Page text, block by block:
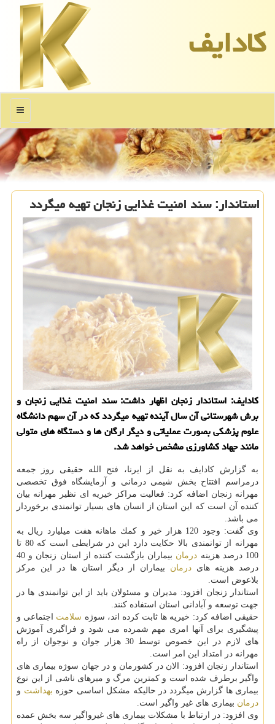
كادایف
منو
استاندار: سند امنیت غذایی زنجان تهیه میگردد
كادایف: استاندار زنجان اظهار داشت: سند امنیت غذایی زنجان و
برش شهرستانی آن سال آینده تهیه میگردد كه در آن سهم دانشگاه
علوم پزشكی بصورت عملیاتی و دیگر ارگان ها و دستگاه های متولی
مانند جهاد كشاورزی مشخص خواهد شد.
به گزارش كادایف به نقل از ایرنا، فتح الله حقیقی روز جمعه
درمراسم افتتاح بخش شیمی درمانی و آزمایشگاه فوق تخصصی
مهرانه زنجان اضافه كرد: فعالیت مراكز خیریه ای نظیر مهرانه بیان
كننده آن است كه این استان از انسان های بسیار توانمندی برخوردار
می باشد.
وی گفت: وجود 120 هزار خیر و كمك ماهانه هفت میلیارد ریال به
مهرانه از توانمندی بالا حكایت دارد این در شرایطی است كه 80 تا
100 درصد هزینه
درمان
بیماران بازگشت كننده از استان زنجان و 40
درصد هزینه های درمان بیماران از دیگر استان ها در این مركز
بلاعوض است.
استاندار زنجان افزود: مدیران و مسئولان باید از این توانمندی ها در
جهت توسعه و آبادانی استان استفاده كنند.
حقیقی اضافه كرد: خیریه ها ثابت كرده اند، سوژه سلامت اجتماعی و
پیشگیری برای آنها امری مهم شمرده می شود و فراگیری آموزش
های لازم در این خصوص توسط 30 هزار جوان و نوجوان از راه
مهرانه در امتداد این امر است.
استاندار زنجان افزود: الان در كشورمان و در جهان سوژه بیماری های
واگیر برطرف شده است و كمترین مرگ و میرهای ناشی از این نوع
بیماری ها گزارش میگردد در حالیكه مشكل اساسی حوزه بهداشت و
درمان بیماری های غیر واگیر است.
وی افزود: در ارتباط با مشكلات بیماری های غیرواگیر سه بخش عمده